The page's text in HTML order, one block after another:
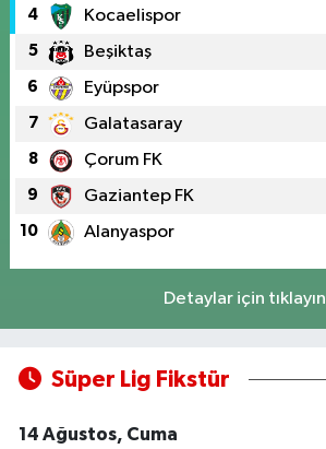
4 Kocaelispor
5 Beşiktaş
6 Eyüpspor
7 Galatasaray
8 Çorum FK
9 Gaziantep FK
10 Alanyaspor
Detaylar için tıklayın
Süper Lig Fikstür
14 Ağustos, Cuma